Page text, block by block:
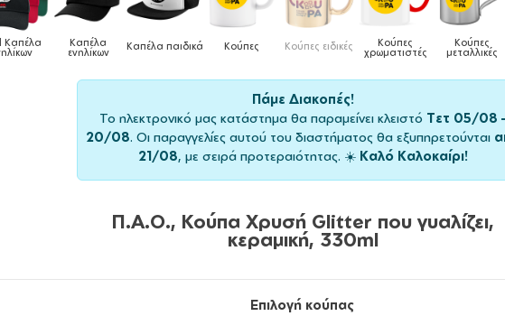
Κούπες Κούπες ειδικές Κούπες
χρωματιστές
Κούπες
μεταλλικές
Δοχεία
φαγητού Τσάντες Ποδιές
μαγειρικής
Πάμε Διακοπές!
Το ηλεκτρονικό μας κατάστημα θα παραμείνει κλειστό Τετ 05/08
20/08. Οι παραγγελίες αυτού του διαστήματος θα εξυπηρετούνται
21/08, με σειρά προτεραιότητας. ☀️ Καλό Καλοκαίρι!
Π.Α.Ο., Κούπα Χρυσή Glitter που γυαλίζει,
κεραμική, 330ml
Επιλογή κούπας